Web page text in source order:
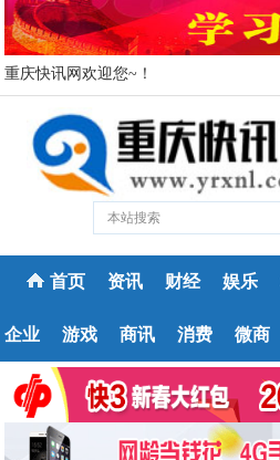
重庆快讯网欢迎您~！
首页 资讯 财经 娱乐
企业 游戏 商讯 消费 微商